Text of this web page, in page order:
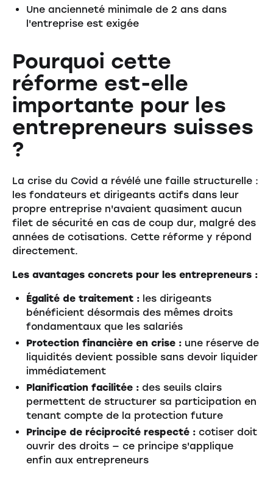
Une ancienneté minimale de 2 ans dans
l'entreprise est exigée
Pourquoi cette
réforme est-elle
importante pour les
entrepreneurs suisses
?
La crise du Covid a révélé une faille structurelle :
les fondateurs et dirigeants actifs dans leur
propre entreprise n'avaient quasiment aucun
filet de sécurité en cas de coup dur, malgré des
années de cotisations. Cette réforme y répond
directement.
Les avantages concrets pour les entrepreneurs :
Égalité de traitement : les dirigeants
bénéficient désormais des mêmes droits
fondamentaux que les salariés
Protection financière en crise : une réserve de
liquidités devient possible sans devoir liquider
immédiatement
Planification facilitée : des seuils clairs
permettent de structurer sa participation en
tenant compte de la protection future
Principe de réciprocité respecté : cotiser doit
ouvrir des droits — ce principe s'applique
enfin aux entrepreneurs